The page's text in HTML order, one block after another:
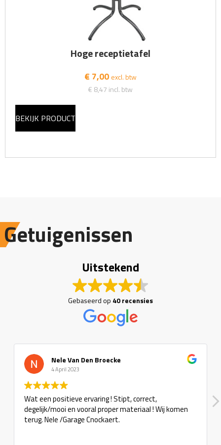
Hoge receptietafel
€ 7,00 excl. btw
€ 8,47 incl. btw
BEKIJK PRODUCT
Getuigenissen
Uitstekend
Gebaseerd op 40 recensies
Nele Van Den Broecke
4 April 2023
Wat een positieve ervaring ! Stipt, correct,
degelijk/mooi en vooral proper materiaal ! Wij komen
terug. Nele /Garage Cnockaert.